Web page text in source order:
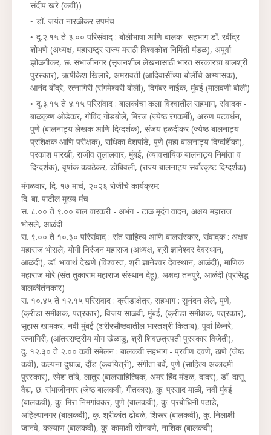
संदीप खरे (कवी))
डॉ. जयंत नारळीकर उपमंच
दु.२.१५ ते ३.०० परिसंवाद : बोलीभाषा आणि बालक- सहभाग डॉ. रवींद्र
शोभणे (अध्यक्ष, महाराष्ट्र राज्य मराठी विश्वकोश निर्मिती मंडळ), अपूर्वा
झोळगीकर, छ. संभाजीनगर (सृजनशील लेखनासाठी भारत सरकारचा बालश्री
पुरस्कार), ऋषीकेश खिलारे, अमरावती (आदिवासींच्या बोलींचे अभ्यासक),
आनंद बोंद्रे, रत्नागिरी (संगमेश्वरी बोली), दिगंबर नाईक, मुंबई (मालवणी बोली)
दु.३.१५ ते ४.१५ परिसंवाद : बालकांचा कला विश्वातील सहभाग, संवादक -
बाळकृष्ण ओडेकर, गोविंद गोडबोले, मिरज (ज्येष्ठ रंगकर्मी), अरुण पटवर्धन,
पुणे (बालनाट्य लेखक आणि दिग्दर्शक), संजय हळदीकर (ज्येष्ठ बालनाट्य
प्रशिक्षक आणि परीक्षक), राधिका देशपांडे, पुणे (महा बालनाट्य दिग्दर्शिका),
प्रकाश पारखी, राजीव तुलालवार, मुंबई, (व्यावसायिक बालनाट्य निर्माता व
दिग्दर्शक), वृषांक कवठेकर, डोंबिवली, (राज्य बालनाट्य सर्वोत्कृष्ट दिग्दर्शक)
मंगळवार, दि. १७ मार्च, २०२६ रोजीचे कार्यक्रम:
दि. बा. पाटील मुख्य मंच
स. ८.०० ते ९.०० बाल वारकरी - अभंग - टाळ मृदंग वादन, अक्षय महाराज
भोसले, आळंदी
स. ९.०० ते १०.३० परिसंवाद : संत साहित्य आणि बालसंस्कार, संवादक : अक्षय
महाराज भोसले, योगी निरंजन महाराज (अध्यक्ष, श्री ज्ञानेश्वर देवस्थान,
आळंदी), डॉ. भावार्थ देखणे (विश्वस्त, श्री ज्ञानेश्वर देवस्थान, आळंदी), माणिक
महाराज मोरे (संत तुकाराम महाराज संस्थान देहू), अक्षदा तनपुरे, आळंदी (प्रसिद्ध
बालकीर्तनकार)
स. १०.४५ ते १२.१५ परिसंवाद : क्रीडाक्षेत्र, सहभाग : सुनंदन लेले, पुणे,
(क्रीडा समीक्षक, पत्रकार), विजय साळवी, मुंबई, (क्रीडा समीक्षक, पत्रकार),
सुहास खामकर, नवी मुंबई (शरीरसौष्ठवातील भारतश्री किताब), पूर्वा किनरे,
रत्नागिरी, (आंतरराष्ट्रीय योग खेळाडू, श्री शिवछत्रपती पुरस्कार विजेती),
दु. १२.३० ते २.०० कवी संमेलन : बालकवी सहभाग - प्रवीण दवणे, ठाणे (जेष्ठ
कवी), कल्पना दुधाळ, दौंड (कवयित्री), संगीता बर्वे, पुणे (साहित्य अकादमी
पुरस्कार), रमेश तांबे, लातूर (बालसाहित्यिक, अमर हिंद मंडळ, दादर), डॉ. दासू
वैद्य, छ. संभाजीनगर (जेष्ठ बालकवी, गीतकार), कु. प्रसाद माळी, नवी मुंबई
(बालकवी), कु. मिरा निमगांवकर, पुणे (बालकवी), कु. प्रबोधिनी पठाडे,
अहिल्यानगर (बालकवी), कु. श्रीकांत ढोबळे, शिरूर (बालकवी), कु. निलाक्षी
जानवे, कल्याण (बालकवी), कु. कामाक्षी सोनवणे, नाशिक (बालकवी).